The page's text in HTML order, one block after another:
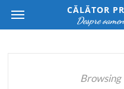
CĂLĂTOR
Despre
Browsing